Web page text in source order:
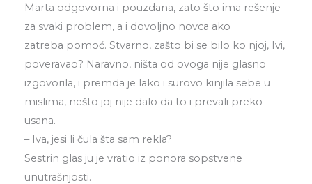
Marta odgovorna i pouzdana, zato što ima rešenje
za svaki problem, a i dovoljno novca ako
zatreba pomoć. Stvarno, zašto bi se bilo ko njoj, Ivi,
poveravao? Naravno, ništa od ovoga nije glasno
izgovorila, i premda je lako i surovo kinjila sebe u
mislima, nešto joj nije dalo da to i prevali preko
usana.
– Iva, jesi li čula šta sam rekla?
Sestrin glas ju je vratio iz ponora sopstvene
unutrašnjosti.